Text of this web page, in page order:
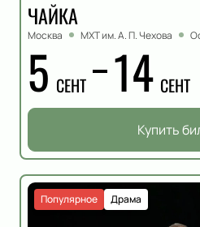
ЧАЙКА
Москва МХТ им. А. П. Чехова
5 СЕНТ 14 СЕНТ
Купить
Драма
Популярное